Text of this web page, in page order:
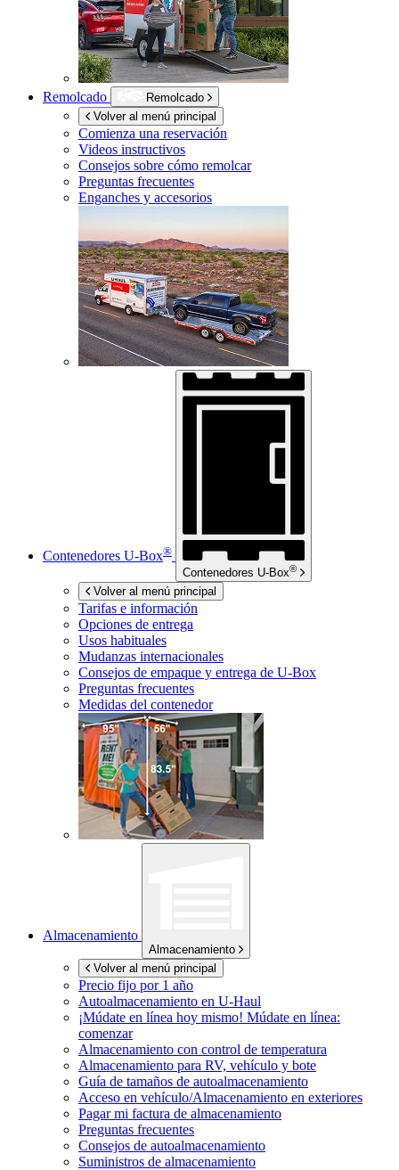
Remolcado
Remolcado
Volver al menú principal
Comienza una reservación
Videos instructivos
Consejos sobre cómo remolcar
Preguntas frecuentes
Enganches y accesorios
Contenedores U-Box®
Contenedores U-Box®
Volver al menú principal
Tarifas e información
Opciones de entrega
Usos habituales
Mudanzas internacionales
Consejos de empaque y entrega de U-Box
Preguntas frecuentes
Medidas del contenedor
Almacenamiento
Almacenamiento
Volver al menú principal
Precio fijo por 1 año
Autoalmacenamiento en U-Haul
¡Múdate en línea hoy mismo! Múdate en línea:
comenzar
Almacenamiento con control de temperatura
Almacenamiento para RV, vehículo y bote
Guía de tamaños de autoalmacenamiento
Acceso en vehículo/Almacenamiento en exteriores
Pagar mi factura de almacenamiento
Preguntas frecuentes
Consejos de autoalmacenamiento
Suministros de almacenamiento